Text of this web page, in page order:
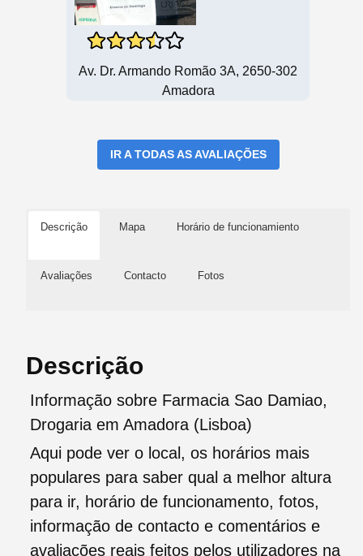
Av. Dr. Armando Romão 3A, 2650-302
Amadora
IR A TODAS AS AVALIAÇÕES
Descrição Mapa Horário de funcionamiento
Avaliações Contacto Fotos
Descrição
Informação sobre Farmacia Sao Damiao,
Drogaria em Amadora (Lisboa)
Aqui pode ver o local, os horários mais
populares para saber qual a melhor altura
para ir, horário de funcionamento, fotos,
informação de contacto e comentários e
avaliações reais feitos pelos utilizadores na